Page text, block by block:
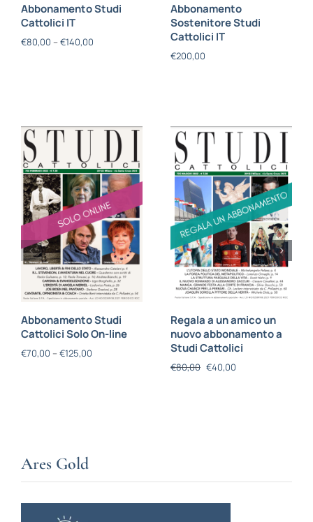
Abbonamento Studi
Cattolici IT
€80,00 – €140,00
Abbonamento
Sostenitore Studi
Cattolici IT
€200,00
Abbonamento Studi
Cattolici Solo On-line
€70,00 – €125,00
Regala a un amico un
nuovo abbonamento a
Studi Cattolici
€80,00 €40,00
Ares Gold